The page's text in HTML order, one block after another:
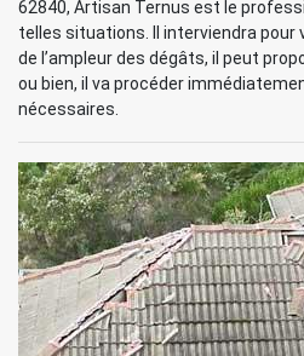
62840, Artisan Ternus est le
telles situations. Il interviendra pour
de l’ampleur des dégâts, il peut
ou bien, il va procéder
nécessaires.